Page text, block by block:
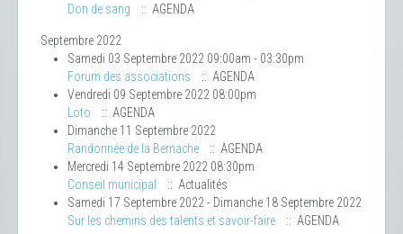
Don de sang
:: AGENDA
Septembre 2022
Samedi 03 Septembre 2022 09:00am - 03:30pm
Forum des associations
:: AGENDA
Vendredi 09 Septembre 2022 08:00pm
Loto
:: AGENDA
Dimanche 11 Septembre 2022
Randonnée de la Bernache
:: AGENDA
Mercredi 14 Septembre 2022 08:30pm
Conseil municipal
:: Actualités
Samedi 17 Septembre 2022 - Dimanche 18 Septembre 2022
Sur les chemins des talents et savoir-faire
:: AGENDA